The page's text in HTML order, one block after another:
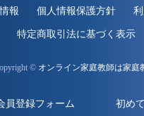
報 個人情報保護方針
特定商取引法に基づく表示
© オンライン家庭教師は家庭
員登録フォーム 初め